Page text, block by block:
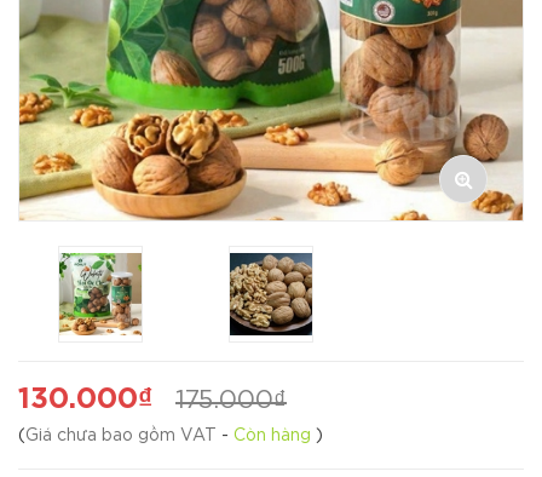
130.000₫ 175.000₫
( Giá chưa bao gồm VAT - Còn hàng )